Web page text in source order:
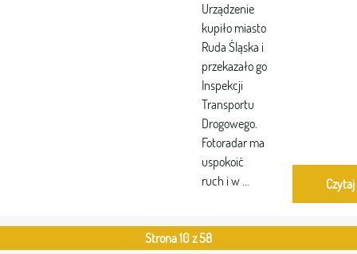
Urządzenie
kupiło miasto
Ruda Śląska i
przekazało go
Inspekcji
Transportu
Drogowego.
Fotoradar ma
uspokoić
ruch i w ...
Strona 10 z 58